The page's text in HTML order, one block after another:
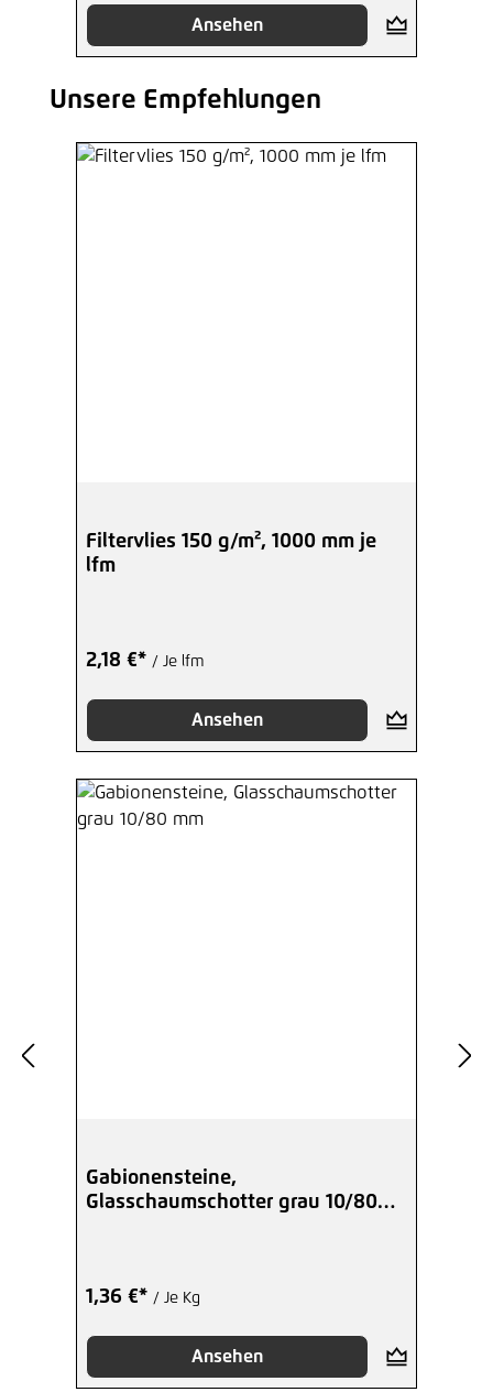
Ansehen
Produktgalerie überspringen
Unsere Empfehlungen
Filtervlies 150 g/m², 1000 mm je
lfm
2,18 €* / Je lfm
Ansehen
Gabionensteine,
Glasschaumschotter grau 10/80
1,36 €* / Je Kg
Ansehen